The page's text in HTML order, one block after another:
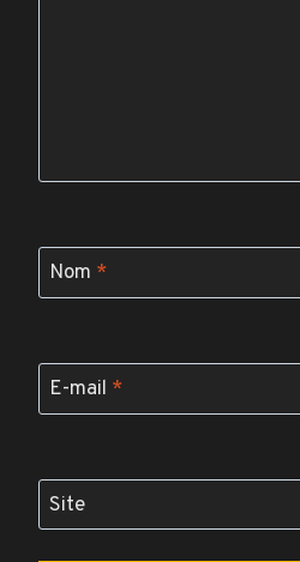
Nom *
E-mail *
Site